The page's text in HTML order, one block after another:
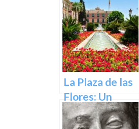
La Plaza de las
Flores: Un
Rincón de Color
en la Ciudad de